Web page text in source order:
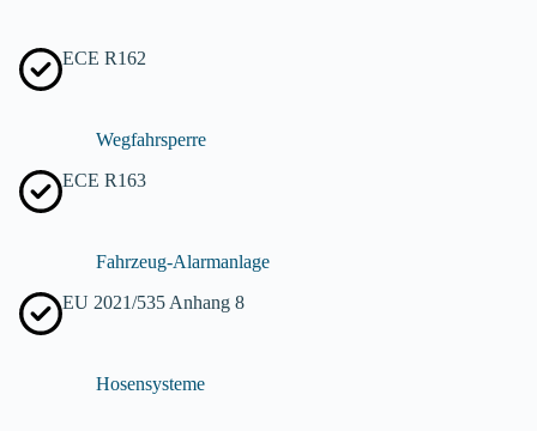
ECE R162
Wegfahrsperre
ECE R163
Fahrzeug-Alarmanlage
EU 2021/535 Anhang 8
Hosensysteme